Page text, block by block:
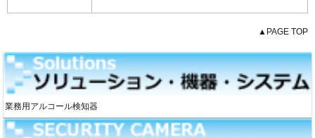
▲PAGE TOP
業務用アルコール検知器